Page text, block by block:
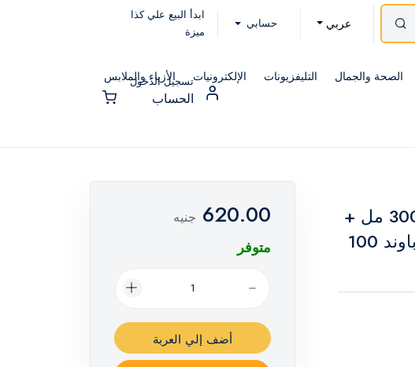
عربي حسابي
ابدأ البيع علي كذا
ميزة
الصحة والجمال التليفزيونات الإلكترونيات الأزياء والملابس
تسجيل الدخول
الحساب
شامبو إليفانا باني باوند للأطفال 300 مل +
سيروم شعر الأطفال إليفانا باني باوند 100
620.00 جنيه
متوفر
أضف إلي العربة